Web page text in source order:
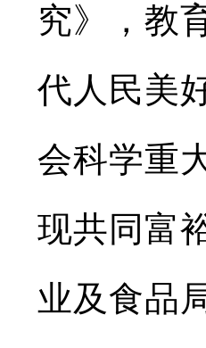
究》，教
代人民美
会科学重
现共同富
业及食品